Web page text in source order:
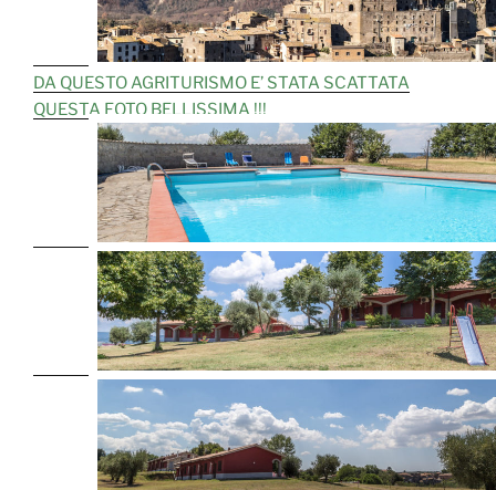
DA QUESTO AGRITURISMO E’ STATA SCATTATA
QUESTA FOTO BELLISSIMA !!!